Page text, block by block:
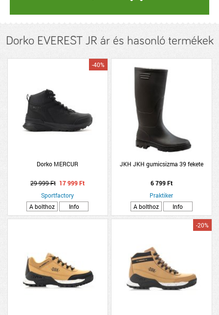
Dorko EVEREST JR ár és hasonló termékek
Dorko MERCUR
-40%
29 999 Ft 17 999 Ft
Sportfactory
A bolthoz
Info
JKH JKH gumicsizma 39 fekete
6 799 Ft
Praktiker
A bolthoz
Info
-20%